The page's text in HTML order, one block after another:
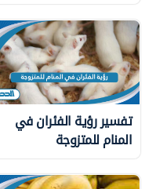
تفسير رؤية الفئران في
المنام للمتزوجة